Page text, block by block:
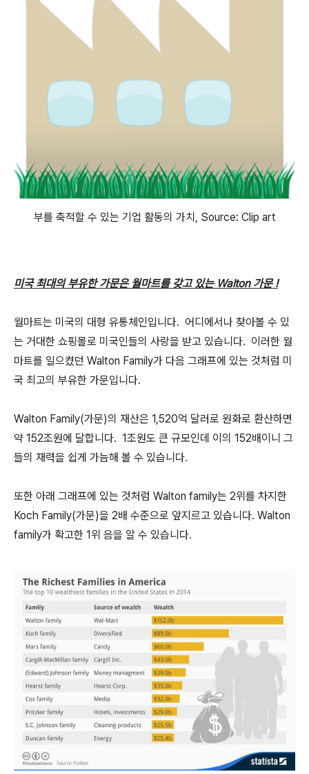
부를 축적할 수 있는 기업 활동의 가치, Source: Clip art
미국 최대의 부유한 가문은 월마트를 갖고 있는 Walton 가문 !
월마트는 미국의 대형 유통체인입니다. 어디에서나 찾아볼 수 있
는 거대한 쇼핑몰로 미국인들의 사랑을 받고 있습니다. 이러한 월
마트를 일으켰던 Walton Family가 다음 그래프에 있는 것처럼 미
국 최고의 부유한 가문입니다.
Walton Family(가문)의 재산은 1,520억 달러로 원화로 환산하면
약 152조원에 달합니다. 1조원도 큰 규모인데 이의 152배이니 그
들의 재력을 쉽게 가늠해 볼 수 있습니다.
또한 아래 그래프에 있는 것처럼 Walton family는 2위를 차지한
Koch Family(가문)을 2배 수준으로 앞지르고 있습니다. Walton
family가 확고한 1위 음을 알 수 있습니다.